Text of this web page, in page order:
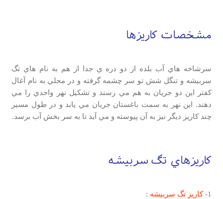
مشخصات كاريزها
سرشاخه هاي آب بلده از دو دره ي جدا از هم به نام هاي تگ
سربيشه و تنگل شش تو سر چشمه گرفته و در محلي به نام آغال
كفتر اين دو جريان به هم مي رسند و تشكيل نهر واحدي را مي
دهند. اين نهر به سمت باغستان جريان مي يابد و در طول مسير
چند كاريز ديگر نيز به آن پيوسته و مي آيد تا به سر بخش آب برسد.
كاريزهاي تگ سربيشه
1- كاريز تگ سربيشه :